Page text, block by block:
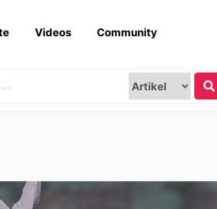
Videos Community